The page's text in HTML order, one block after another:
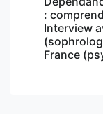
:
Interview
France